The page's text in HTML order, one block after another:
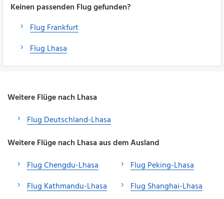
Keinen passenden Flug gefunden?
Flug Frankfurt
Flug Lhasa
Weitere Flüge nach Lhasa
Flug Deutschland-Lhasa
Weitere Flüge nach Lhasa aus dem Ausland
Flug Chengdu-Lhasa
Flug Kathmandu-Lhasa
Flug Peking-Lhasa
Flug Shanghai-Lhasa